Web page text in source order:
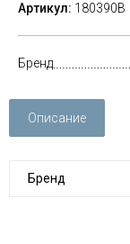
Артикул: 180390B
Бренд
Описание
Бренд